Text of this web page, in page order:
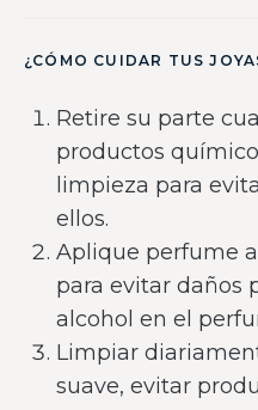
¿CÓMO CUIDAR TUS
Retire su parte
productos
limpieza para
ellos.
Aplique perfume
para evitar daños
alcohol en el
Limpiar
suave, evitar